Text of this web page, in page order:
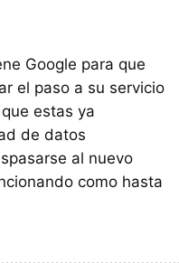
Google para que
el paso a su servicio
estas ya
de datos
al nuevo
como hasta